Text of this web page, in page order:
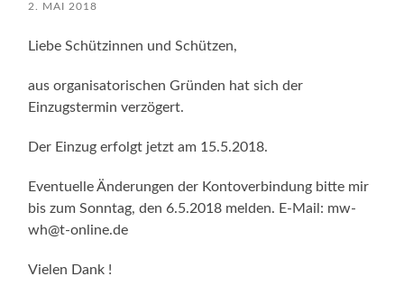
2. MAI 2018
Liebe Schützinnen und Schützen,
aus organisatorischen Gründen hat sich der
Einzugstermin verzögert.
Der Einzug erfolgt jetzt am 15.5.2018.
Eventuelle Änderungen der Kontoverbindung bitte mir
bis zum Sonntag, den 6.5.2018 melden. E-Mail: mw-
wh@t-online.de
Vielen Dank !